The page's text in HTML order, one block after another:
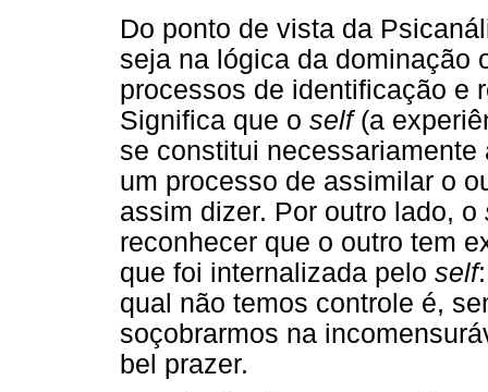
Do ponto de vista da
seja na lógica da dominação
processos de identificação e
Significa que o self(a
se constitui
um processo de assimilar o
assim dizer. Por outro lado, o
reconhecer que o outro tem
que foi internalizada pelo self
qual não temos controle é,
soçobrarmos na
bel prazer.